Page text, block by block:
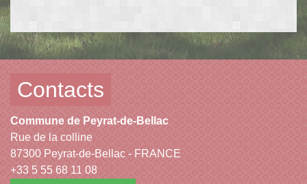
Contacts
Commune de Peyrat-de-Bellac
Rue de la colline
87300 Peyrat-de-Bellac - FRANCE
+33 5 55 68 11 08